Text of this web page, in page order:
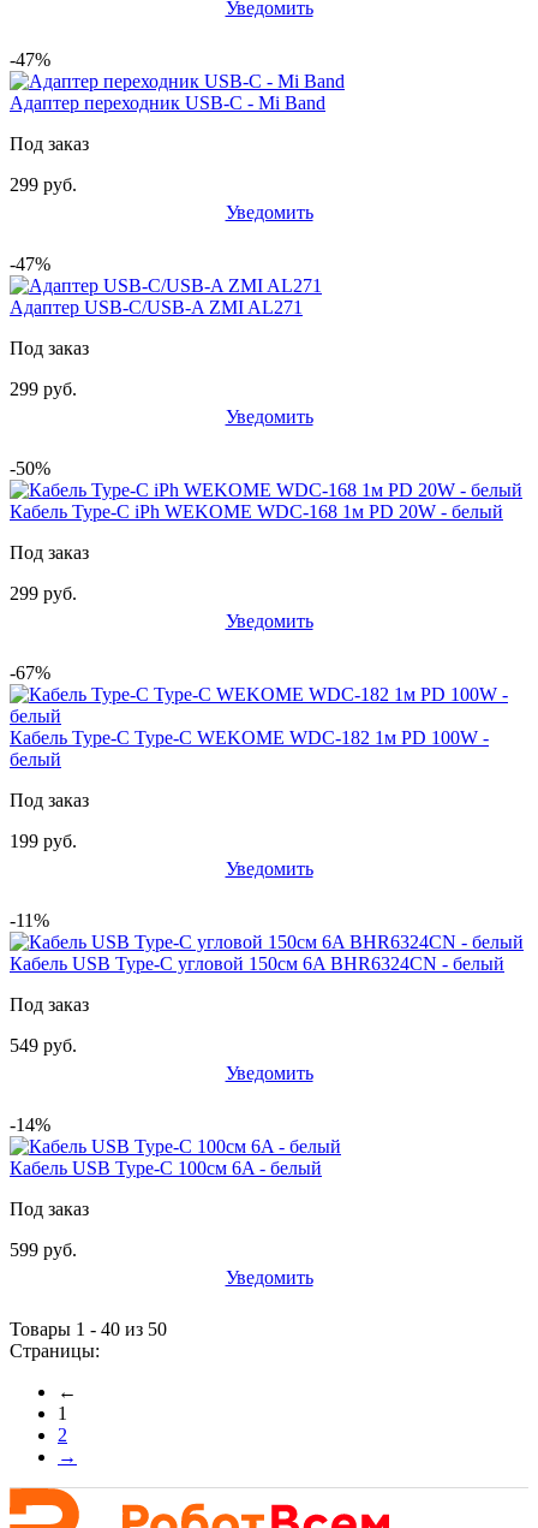
Уведомить
-47%
Адаптер переходник USB-C - Mi Band
Под заказ
299 руб.
Уведомить
-47%
Адаптер USB-C/USB-A ZMI AL271
Под заказ
299 руб.
Уведомить
-50%
Кабель Type-C iPh WEKOME WDC-168 1м PD 20W - белый
Под заказ
299 руб.
Уведомить
-67%
Кабель Type-C Type-C WEKOME WDC-182 1м PD 100W -
белый
Под заказ
199 руб.
Уведомить
-11%
Кабель USB Type-C угловой 150см 6A BHR6324CN - белый
Под заказ
549 руб.
Уведомить
-14%
Кабель USB Type-C 100см 6A - белый
Под заказ
599 руб.
Уведомить
Товары 1 - 40 из 50
Страницы:
←
1
2
→